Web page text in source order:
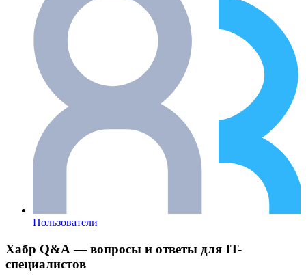
Пользователи
Хабр Q&A — вопросы и ответы для IT-
специалистов